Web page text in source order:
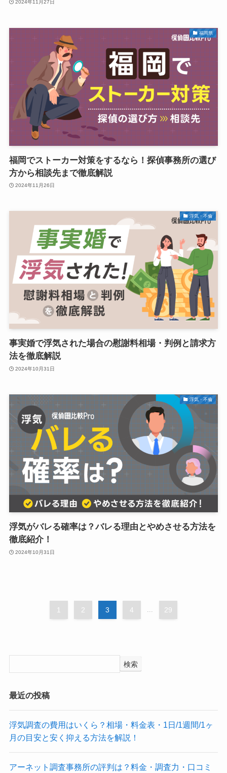
2024年11月27日
福岡県
福岡でストーカー対策をするなら！探偵事務所の選び
方から相談先まで徹底解説
2024年11月26日
浮気・不倫
事実婚で浮気された場合の慰謝料相場・判例と請求方
法を徹底解説
2024年10月31日
浮気・不倫
浮気がバレる確率は？バレる理由とやめさせる方法を
徹底紹介！
2024年10月31日
1 2 3 4 ... 29
検索
最近の投稿
浮気調査の費用はいくら？相場・料金表・1日/1週間/1ヶ
月の目安と安く抑える方法を解説！
アーネット調査事務所の評判は？料金・調査力・口コミ